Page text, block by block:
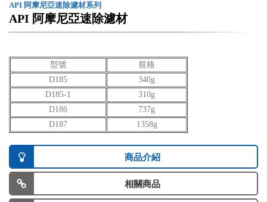
API 阿摩尼亞速除濾材系列
API 阿摩尼亞速除濾材
型號
規格
D185
340g
D185-1
310g
D186
737g
D187
1358g
商品介紹
相關商品